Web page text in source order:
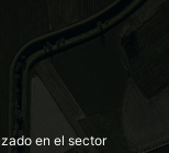
en el sector